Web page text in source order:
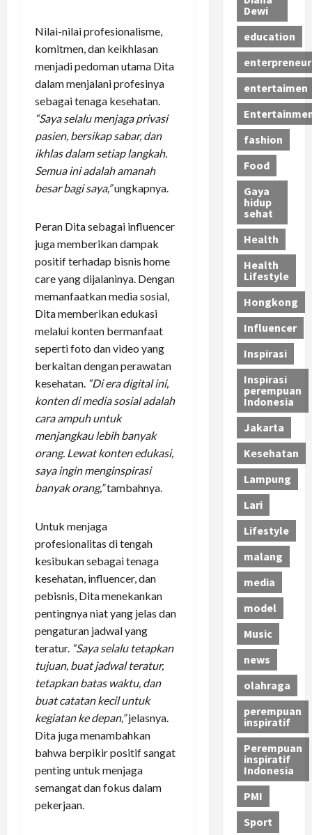
Nilai-nilai profesionalisme,
komitmen, dan keikhlasan
menjadi pedoman utama Dita
dalam menjalani profesinya
sebagai tenaga kesehatan.
“Saya selalu menjaga privasi
pasien, bersikap sabar, dan
ikhlas dalam setiap langkah.
Semua ini adalah amanah
besar bagi saya,”ungkapnya.
Peran Dita sebagai influencer
juga memberikan dampak
positif terhadap bisnis home
care yang dijalaninya. Dengan
memanfaatkan media sosial,
Dita memberikan edukasi
melalui konten bermanfaat
seperti foto dan video yang
berkaitan dengan perawatan
kesehatan. “Di era digital ini,
konten di media sosial adalah
cara ampuh untuk
menjangkau lebih banyak
orang. Lewat konten edukasi,
saya ingin menginspirasi
banyak orang,”tambahnya.
Untuk menjaga
profesionalitas di tengah
kesibukan sebagai tenaga
kesehatan, influencer, dan
pebisnis, Dita menekankan
pentingnya niat yang jelas dan
pengaturan jadwal yang
teratur. “Saya selalu tetapkan
tujuan, buat jadwal teratur,
tetapkan batas waktu, dan
buat catatan kecil untuk
kegiatan ke depan,”jelasnya.
Dita juga menambahkan
bahwa berpikir positif sangat
penting untuk menjaga
semangat dan fokus dalam
pekerjaan.
Dewi
education
enterpreneur
entertaimen
fashion
Food
Gaya
hidup
sehat
Health
Health
Lifestyle
Hongkong
Influencer
Inspirasi
Inspirasi
perempuan
Indonesia
Jakarta
Kesehatan
Lampung
Lari
Lifestyle
malang
media
model
Music
news
olahraga
perempuan
inspiratif
Perempuan
inspiratif
Indonesia
PMI
Sport